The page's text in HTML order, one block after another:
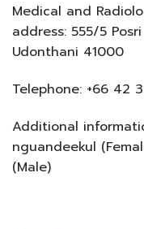
Medical and
address: 555/5
Udonthani 41000
Telephone: +66 42
Additional
nguandeekul
(Male)